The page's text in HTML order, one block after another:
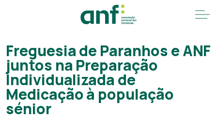
Freguesia de Paranhos e ANF
juntos na Preparação
Individualizada de
Medicação à população
sénior